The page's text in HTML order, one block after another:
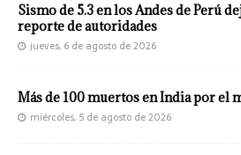
Sismo de 5.3 en los Andes de Perú
reporte de autoridades
jueves, 6 de agosto de 2026
Más de 100 muertos en India por el
miércoles, 5 de agosto de 2026